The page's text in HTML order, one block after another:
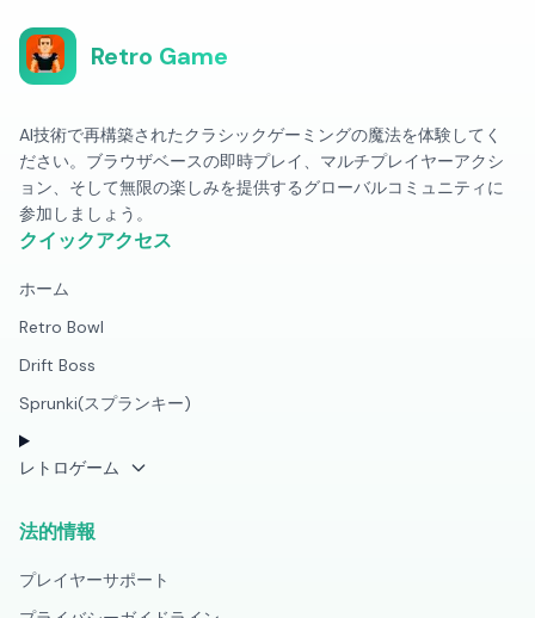
Retro Game
AI技術で再構築されたクラシックゲーミングの魔法を体験してく
ださい。ブラウザベースの即時プレイ、マルチプレイヤーアクシ
ョン、そして無限の楽しみを提供するグローバルコミュニティに
参加しましょう。
クイックアクセス
ホーム
Retro Bowl
Drift Boss
Sprunki(スプランキー)
レトロゲーム
法的情報
プレイヤーサポート